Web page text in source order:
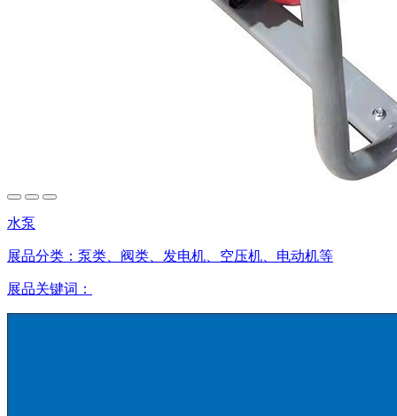
水泵
展品分类： 泵类、阀类、发电机、空压机、电动机等
展品关键词：